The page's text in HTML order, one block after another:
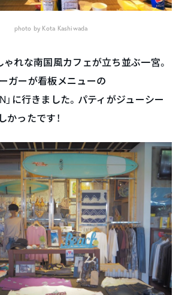
photo by Kota Kashiwada
ゃれな南国風カフェが立ち並ぶ一宮。
ガーが看板メニューの
」に行きました。パティがジューシー
かったです！